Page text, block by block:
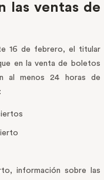
las ventas de
16 de febrero, el titular
en la venta de boletos
al menos 24 horas de
información sobre las